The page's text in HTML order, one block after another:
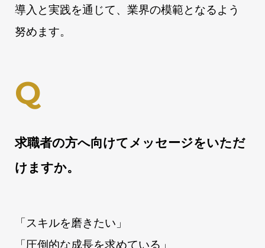
導入と実践を通じて、業界の模範となるよう
努めます。
求職者の方へ向けてメッセージをいただ
けますか。
「スキルを磨きたい」
「圧倒的な成長を求めている」